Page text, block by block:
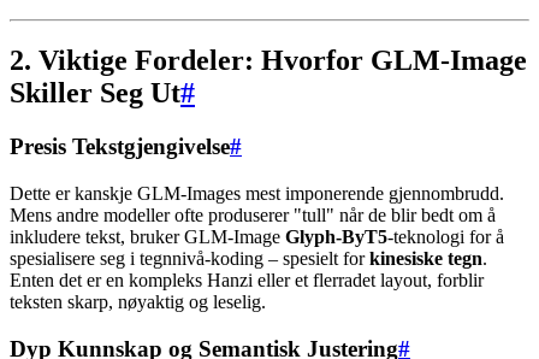
2. Viktige Fordeler: Hvorfor GLM-Image
Skiller Seg Ut#
Presis Tekstgjengivelse#
Dette er kanskje GLM-Images mest imponerende gjennombrudd.
Mens andre modeller ofte produserer "tull" når de blir bedt om å
inkludere tekst, bruker GLM-Image Glyph-ByT5-teknologi for å
spesialisere seg i tegnnivå-koding – spesielt forkinesiske tegn.
Enten det er en kompleks Hanzi eller et flerradet layout, forblir
teksten skarp, nøyaktig og leselig.
Dyp Kunnskap og Semantisk Justering#